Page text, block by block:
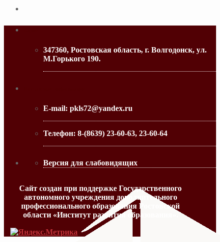
МИНИСТЕРСТВО ПРОСВЕЩЕНИЯ
347360, Ростовская область, г. Волгодонск, ул.
М.Горького 190.
E-mail: pkls72@yandex.ru
Телефон: 8-(8639) 23-60-63, 23-60-64
Версия для слабовидящих
Сайт создан при поддержке Государственного
автономного учреждения дополнительного
профессионального образования Ростовской
области «Институт развития образования».